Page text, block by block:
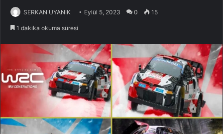
SERKAN UYANIK Eylül 5, 2023 0 15
1 dakika okuma süresi